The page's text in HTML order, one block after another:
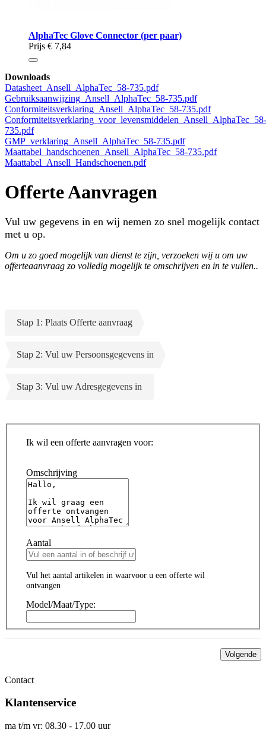
AlphaTec Glove Connector (per paar)
Prijs € 7,84
Downloads
Datasheet_Ansell_AlphaTec_58-735.pdf
Gebruiksaanwijzing_Ansell_AlphaTec_58-735.pdf
Conformiteitsverklaring_Ansell_AlphaTec_58-735.pdf
Conformiteitsverklaring_voor_levensmiddelen_Ansell_AlphaTec_58-
735.pdf
GMP_verklaring_Ansell_AlphaTec_58-735.pdf
Maattabel_handschoenen_Ansell_AlphaTec_58-735.pdf
Maattabel_Ansell_Handschoenen.pdf
Offerte Aanvragen
Vul uw gegevens in en wij nemen zo snel mogelijk contact
met u op.
Om u zo goed mogelijk van dienst te zijn, verzoeken wij u om uw
offerteaanvraag zo volledig mogelijk te omschrijven en in te vullen..
Stap 1: Plaats Offerte aanvraag
Stap 2: Vul uw Persoonsgegevens in
Stap 3: Vul uw Adresgegevens in
Ik wil een offerte aanvragen voor:
Omschrijving
Aantal
Vul het aantal artikelen in waarvoor u een offerte wil
ontvangen
Model/Maat/Type:
Volgende
Contact
Klantenservice
ma t/m vr: 08.30 - 17.00 uur